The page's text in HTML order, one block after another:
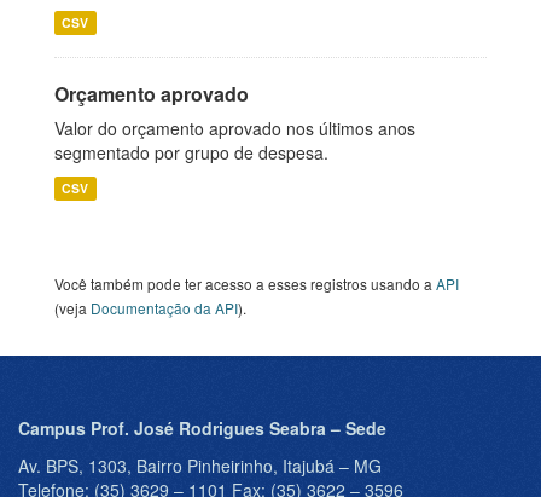
CSV
Orçamento aprovado
Valor do orçamento aprovado nos últimos anos
segmentado por grupo de despesa.
CSV
Você também pode ter acesso a esses registros usando a API
(veja Documentação da API).
Campus Prof. José Rodrigues Seabra – Sede
Av. BPS, 1303, Bairro Pinheirinho, Itajubá – MG
Telefone: (35) 3629 – 1101 Fax: (35) 3622 – 3596